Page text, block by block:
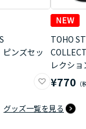
ンズセッ
TOHO
レクシ
¥770
グッズ一覧を見る